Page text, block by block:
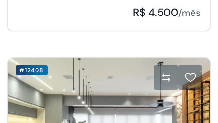
R$ 4.500/mês
#12408